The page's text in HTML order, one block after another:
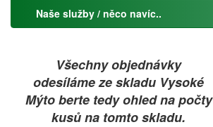
Naše služby / něco navíc..
Všechny objednávky
odesíláme ze skladu Vysoké
Mýto berte tedy ohled na počty
kusů na tomto skladu.